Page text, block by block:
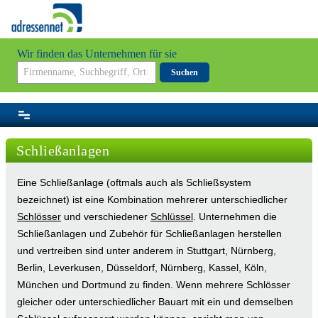
Wir finden das Unternehmen für sie
Suchen
Schließanlagen
Eine Schließanlage (oftmals auch als Schließsystem
bezeichnet) ist eine Kombination mehrerer unterschiedlicher
Schlösser und verschiedener Schlüssel . Unternehmen die
Schließanlagen und Zubehör für Schließanlagen herstellen
und vertreiben sind unter anderem in Stuttgart, Nürnberg,
Berlin, Leverkusen, Düsseldorf, Nürnberg, Kassel, Köln,
München und Dortmund zu finden. Wenn mehrere Schlösser
gleicher oder unterschiedlicher Bauart mit ein und demselben